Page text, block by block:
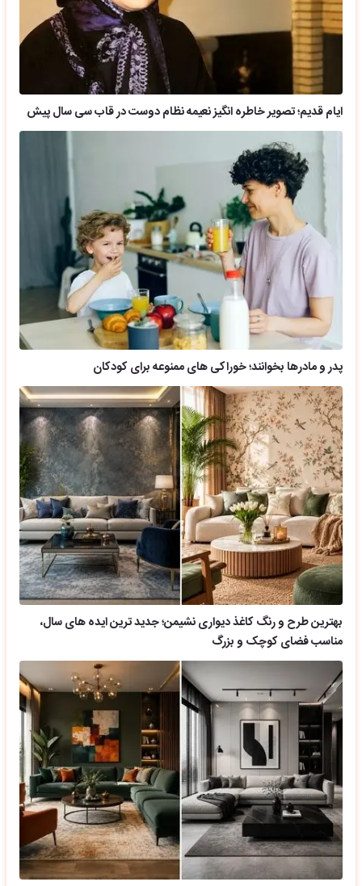
ایام قدیم؛ تصویر خاطره انگیز نعیمه نظام دوست در قاب سی سال پیش
پدر و مادرها بخوانند؛ خوراکی های ممنوعه برای کودکان
بهترین طرح و رنگ کاغذ دیواری نشیمن؛ جدید ترین ایده های سال،
مناسب فضای کوچک و بزرگ